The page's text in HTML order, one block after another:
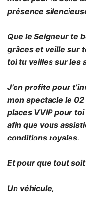
présence
Que le Seigneur te
grâces et veille sur
toi tu veilles sur les
J’en profite pour
mon spectacle le 02
places VVIP pour
afin que vous
conditions royales.
Et pour que tout
Un véhicule,